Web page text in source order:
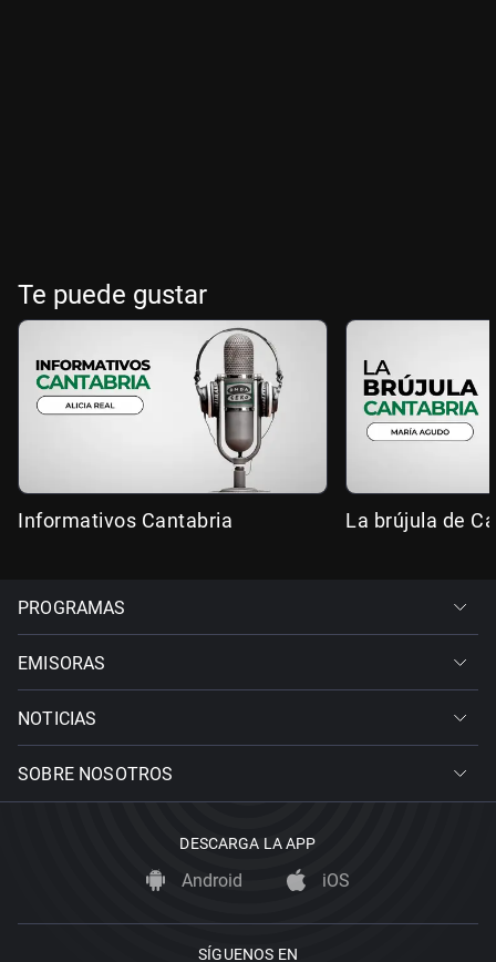
Te puede gustar
Informativos Cantabria La brújula de
PROGRAMAS
EMISORAS
NOTICIAS
SOBRE NOSOTROS
DESCARGA LA APP
Android iOS
SÍGUENOS EN